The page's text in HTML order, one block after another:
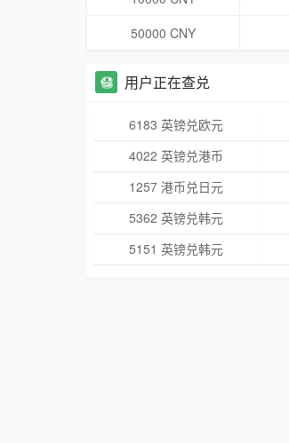
50000 CNY
用户正在查兑
6183 英镑兑欧元
4022 英镑兑港币
1257 港币兑日元
5362 英镑兑韩元
5151 英镑兑韩元